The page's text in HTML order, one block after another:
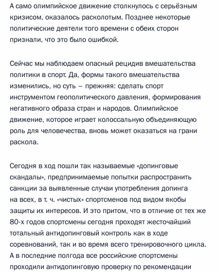
А само олимпийское движение столкнулось с серьёзным
кризисом, оказалось расколотым. Позднее некоторые
политические деятели того времени с обеих сторон
признали, что это было ошибкой.
Сейчас мы наблюдаем опасный рецидив вмешательства
политики в спорт. Да, формы такого вмешательства
изменились, но суть – прежняя: сделать спорт
инструментом геополитического давления, формирования
негативного образа стран и народов. Олимпийское
движение, которое играет колоссальную объединяющую
роль для человечества, вновь может оказаться на грани
раскола.
Сегодня в ход пошли так называемые «допинговые
скандалы», предпринимаемые попытки распространить
санкции за выявленные случаи употребления допинга
на всех, в т. ч. «чистых» спортсменов под видом якобы
защиты их интересов. И это притом, что в отличие от тех же
80-х годов спортсмены сегодня проходят жесточайший
тотальный антидопинговый контроль как в ходе
соревнований, так и во время всего тренировочного цикла.
А в последние полгода все российские спортсмены
проходили антидопинговую проверку по рекомендации